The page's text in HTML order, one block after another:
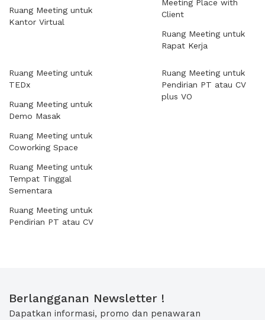
Ruang Meeting untuk
Kantor Virtual
Meeting Place with
Client
Ruang Meeting untuk
Rapat Kerja
Ruang Meeting untuk
TEDx
Ruang Meeting untuk
Demo Masak
Ruang Meeting untuk
Coworking Space
Ruang Meeting untuk
Tempat Tinggal
Sementara
Ruang Meeting untuk
Pendirian PT atau CV
Ruang Meeting untuk
Pendirian PT atau CV
plus VO
Berlangganan Newsletter !
Dapatkan informasi, promo dan penawaran